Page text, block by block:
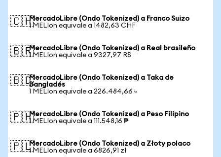
🇨🇭MercadoLibre (Ondo Tokenized) a Franco Suizo
1 MELIon equivale a 1482,63 CHF
🇧🇷MercadoLibre (Ondo Tokenized) a Real brasileño
1 MELIon equivale a 9327,97 R$
🇧🇩MercadoLibre (Ondo Tokenized) a Taka de
Bangladés
1 MELIon equivale a 226.484,66 ৳
🇵🇭MercadoLibre (Ondo Tokenized) a Peso Filipino
1 MELIon equivale a 111.548,16 ₱
🇵🇱MercadoLibre (Ondo Tokenized) a Złoty polaco
1 MELIon equivale a 6826,91 zł